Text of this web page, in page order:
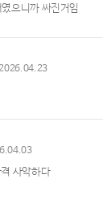
으니까 싸진거임
사악하다